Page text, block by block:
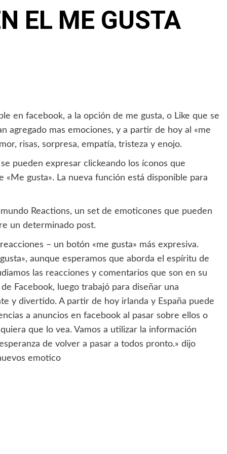
EL ME GUSTA
en facebook, a la opción de me gusta, o Like que se
agregado mas emociones, y a partir de hoy al «me
risas, sorpresa, empatía, tristeza y enojo.
pueden expresar clickeando los íconos que
gusta». La nueva función está disponible para
Reactions, un set de emoticones que pueden
un determinado post.
– un botón «me gusta» más expresiva.
aunque esperamos que aborda el espíritu de
las reacciones y comentarios que son en su
Facebook, luego trabajó para diseñar una
y divertido. A partir de hoy irlanda y España puede
a anuncios en facebook al pasar sobre ellos o
que lo vea. Vamos a utilizar la información
de volver a pasar a todos pronto.» dijo
emotico